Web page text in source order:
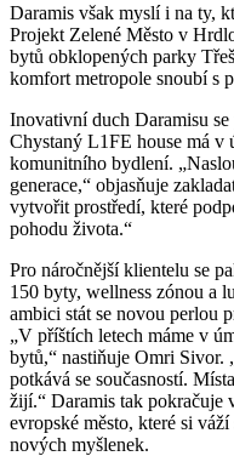
Daramis však myslí i na ty,
Projekt Zelené Město v
bytů obklopených parky
komfort metropole snoubí s
Inovativní duch Daramisu
Chystaný L1FE house má v
komunitního bydlení.
generace,“ objasňuje
vytvořit prostředí, které
pohodu života.“
Pro náročnější klientelu se
150 byty, wellness zónou a
ambici stát se novou perlou
„V příštích letech máme v
bytů,“ nastiňuje Omri Sivor.
potkává se současností.
žijí.“ Daramis tak pokračuje
evropské město, které si
nových myšlenek.